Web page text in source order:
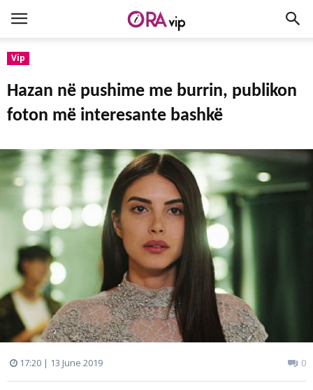
Vip
Hazan në pushime me burrin, publikon
foton më interesante bashkë
17:20 | 13 June 2019 0